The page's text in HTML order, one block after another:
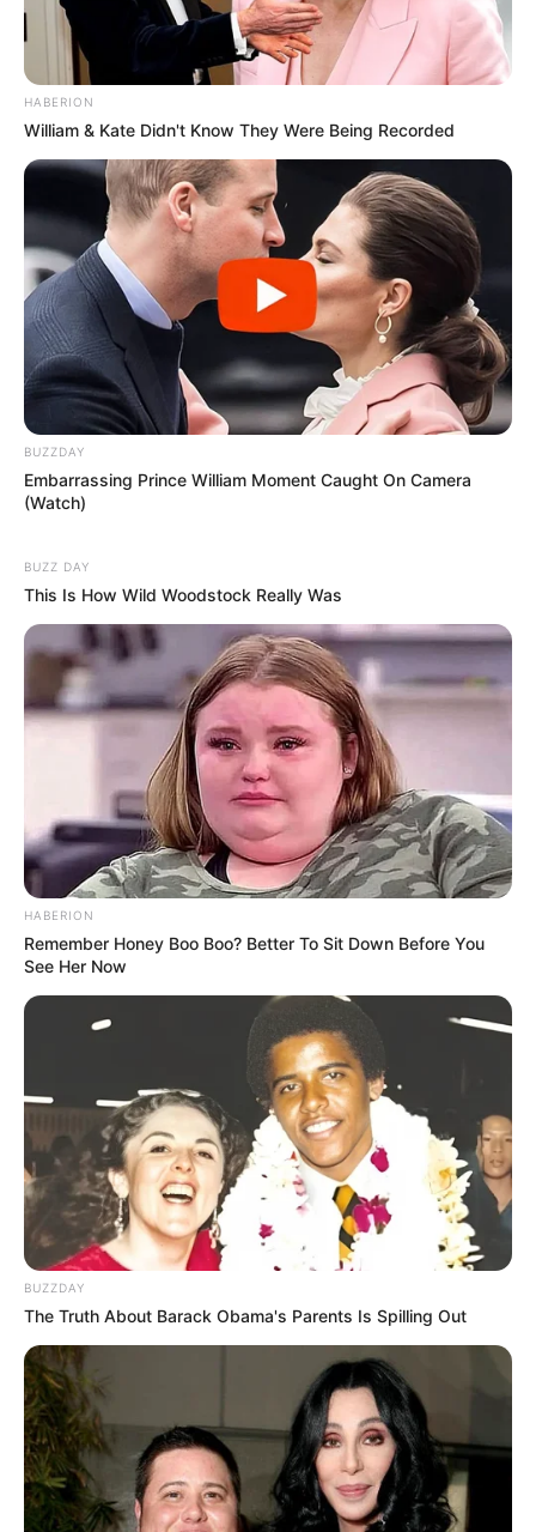
HABERION
William & Kate Didn't Know They Were Being Recorded
BUZZDAY
Embarrassing Prince William Moment Caught On Camera
(Watch)
BUZZ DAY
This Is How Wild Woodstock Really Was
HABERION
Remember Honey Boo Boo? Better To Sit Down Before You
See Her Now
BUZZDAY
The Truth About Barack Obama's Parents Is Spilling Out